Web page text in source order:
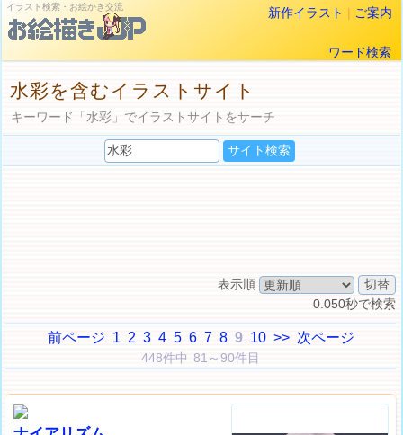
イラスト検索・お絵かき交流 新作イラスト | ご案内
ワード検索
水彩を含むイラストサイト
キーワード「水彩」でイラストサイトをサーチ
表示順
0.050秒で検索
前ページ 1 2 3 4 5 6 7 8 9 10 >> 次ページ
448件中 81～90件目